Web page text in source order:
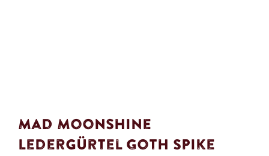
Mad Moonshine
Ledergürtel Goth Spike